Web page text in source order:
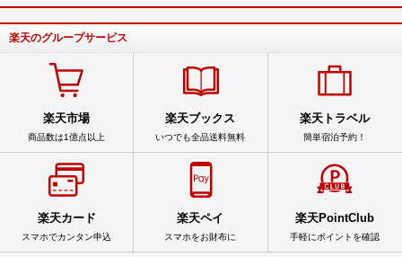
楽天のグループサービス
楽天市場
商品数は1億点以上
楽天ブックス
いつでも全品送料無料
楽天トラベル
簡単宿泊予約！
楽天カード
スマホでカンタン申込
楽天ペイ
スマホをお財布に
楽天PointClub
手軽にポイントを確認